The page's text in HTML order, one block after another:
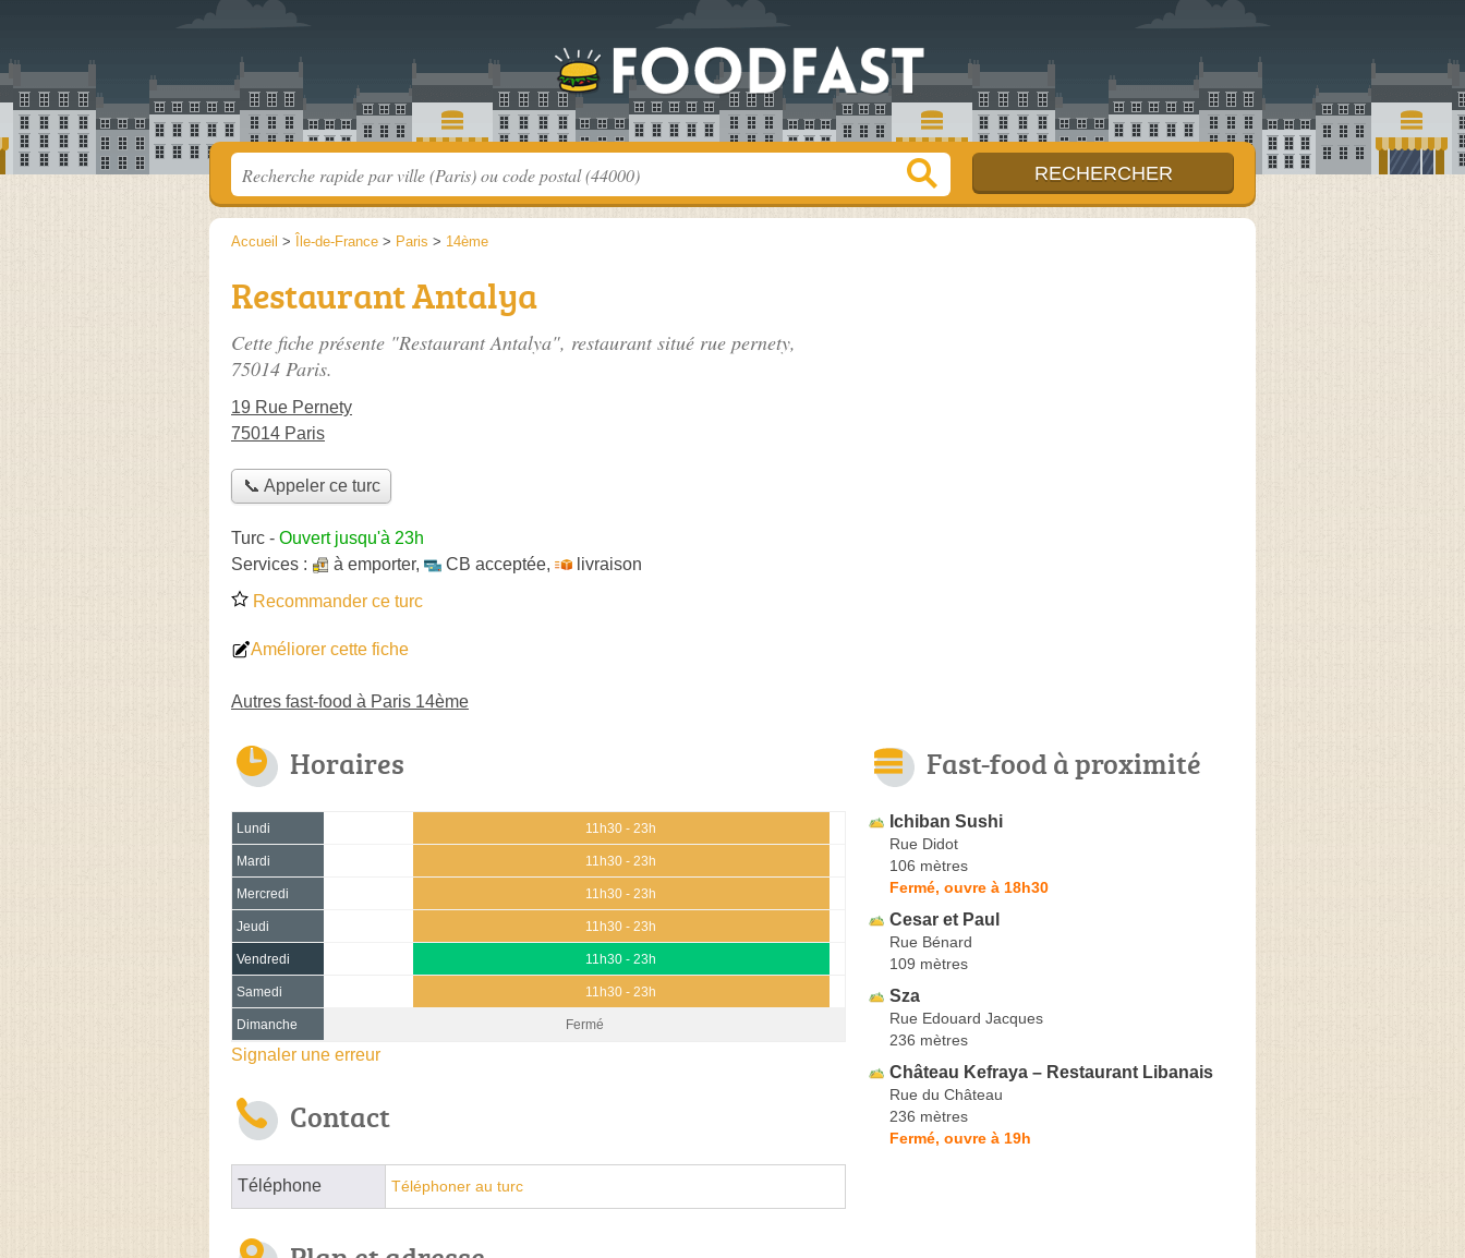
Accueil > Île-de-France > Paris > 14ème
Restaurant Antalya
Cette fiche présente "Restaurant Antalya", restaurant situé rue pernety,
75014 Paris.
19 Rue Pernety
75014 Paris
📞 Appeler ce turc
Turc - Ouvert jusqu'à 23h
Services :
à emporter, CB acceptée,
livraison
Recommander ce turc
Améliorer cette fiche
Autres fast-food à Paris 14ème
Horaires
Lundi 11h30 - 23h
Mardi 11h30 - 23h
Mercredi 11h30 - 23h
Jeudi 11h30 - 23h
Vendredi 11h30 - 23h
Samedi 11h30 - 23h
Dimanche Fermé
Signaler une erreur
Contact
Téléphone Téléphoner au turc
Fast-food à proximité
Ichiban Sushi
Rue Didot
106 mètres
Fermé, ouvre à 18h30
Cesar et Paul
Rue Bénard
109 mètres
Sza
Rue Edouard Jacques
236 mètres
Château Kefraya – Restaurant Libanais
Rue du Château
236 mètres
Fermé, ouvre à 19h